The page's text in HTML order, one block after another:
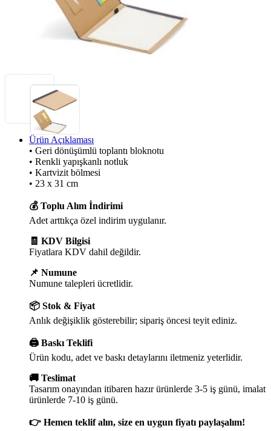
Ürün Açıklaması
• Geri dönüşümlü toplantı bloknotu
• Renkli yapışkanlı notluk
• Kartvizit bölmesi
• 23 x 31 cm
💰 Toplu Alım İndirimi
Adet arttıkça özel indirim uygulanır.
🧾 KDV Bilgisi
Fiyatlara KDV dahil değildir.
📌 Numune
Numune talepleri ücretlidir.
📦 Stok & Fiyat
Anlık değişiklik gösterebilir; sipariş öncesi teyit ediniz.
🖨️ Baskı Teklifi
Ürün kodu, adet ve baskı detaylarını iletmeniz yeterlidir.
🚚 Teslimat
Tasarım onayından itibaren hazır ürünlerde 3-5 iş günü, imalat
ürünlerde 7-10 iş günü.
👉 Hemen teklif alın, size en uygun fiyatı paylaşalım!